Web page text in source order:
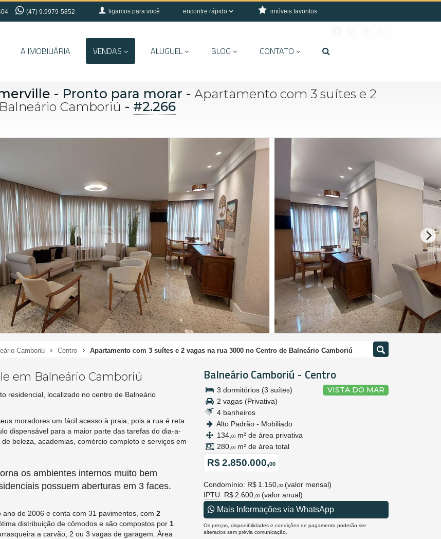
(47) 9.9979-5852 ligamos para você encontre rápido imóveis favoritos
A IMOBILIÁRIA VENDAS ALUGUEL BLOG CONTATO
- Pronto para morar - Apartamento com 3 suítes e 2
Camboriú - #2.266
Camboriú Centro Apartamento com 3 suítes e 2 vagas na rua 3000 no Centro de Balneário Camboriú
em Balneário Camboriú
residencial, localizado no centro de Balneário
moradores um fácil acesso à praia, pois a rua é reta
dispensável para a maior parte das tarefas do dia-a-
beleza, academias, comércio completo e serviços em
os ambientes internos muito bem
possuem aberturas em 3 faces.
de 2006 e conta com 31 pavimentos, com 2
distribuição de cômodos e são compostos por 1
a carvão, 2 ou 3 vagas de garagem. Área
Balneário Camboriú - Centro
VISTA DO MAR
3 dormitórios (3 suítes)
2 vagas (Privativa)
4 banheiros
Alto Padrão - Mobiliado
134, 00 m² de área privativa
280, 00 m² de área total
R$ 2.850.000,00
Condomínio: R$ 1.150,00 (valor mensal)
IPTU: R$ 2.600,00 (valor anual)
Mais Informações via WhatsApp
Os preços, disponibilidades e condições de pagamento poderão ser
alterados sem prévia comunicação.